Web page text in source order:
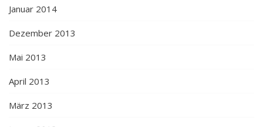
Januar 2014
Dezember 2013
Mai 2013
April 2013
März 2013